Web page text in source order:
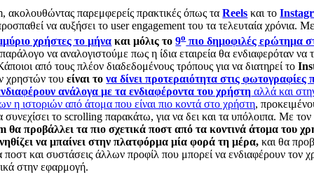
ακολουθώντας παρεμφερείς πρακτικές όπως ταReels και το
να αυξήσει το user engagement του τα τελευταία χρόνια.
χρήστες το μήνα και μόλις το9οπιο δημοφιλές ερώτημα
να αναλογιστούμε πως η ίδια εταιρεία θα ενδιαφερόταν να
από τους πλέον διαδεδομένους τρόπους για να διατηρεί το
χρηστών του είναι τονα δίνει προτεραιότητα στις φωτογραφίες
ανάλογα με τα ενδιαφέροντα του χρήστη αλλά και
η ιστοριών από άτομα που είναι πιο κοντά στο χρήστη,
συνεχίσει το scrolling παρακάτω, για να δει και τα υπόλοιπα. Με τον
θα προβάλλει τα πιο σχετικά ποστ από τα κοντινά άτομα του
να μπαίνει στην πλατφόρμα μία φορά τη μέρα, και θα
ποστ και συστάσεις άλλων προφίλ που μπορεί να ενδιαφέρουν τον
στην εφαρμογή.